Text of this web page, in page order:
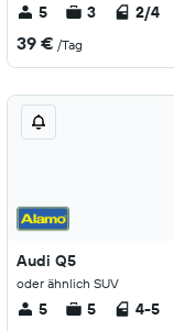
5 3 2/4
39 € /Tag
Audi Q5
oder ähnlich SUV
5 5 4-5